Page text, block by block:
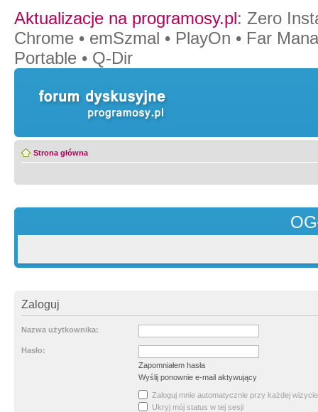
Aktualizacje na programosy.pl: Zero
Chrome • emSzmal • PlayOn • Far
Portable • Q-Dir
Strona główna
Zaloguj
Nazwa użytkownika:
Hasło:
Zapomniałem hasła
Wyślij ponownie e-mail aktywujący
Zaloguj mnie automatycznie przy każdej wizycie
Ukryj mój status w tej sesji